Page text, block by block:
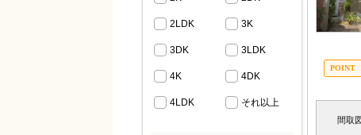
間取
2LDK 3K
3DK 3LDK
4K 4DK
4LDK それ以上